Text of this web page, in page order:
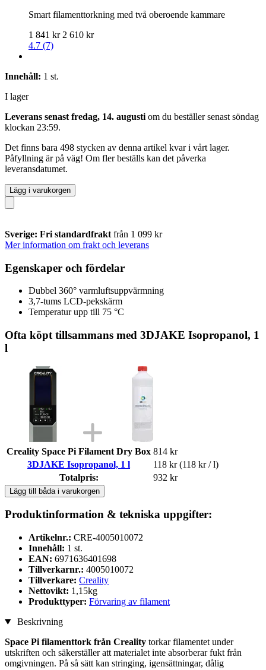
Smart filamenttorkning med två oberoende kammare
1 841 kr 2 610 kr
4.7 (7)
Innehåll: 1 st.
I lager
Leverans senast fredag, 14. augusti om du beställer senast söndag
klockan 23:59.
Det finns bara 498 stycken av denna artikel kvar i vårt lager.
Påfyllning är på väg! Om fler beställs kan det påverka
leveransdatumet.
Lägg i varukorgen
Sverige: Fri standardfrakt från 1 099 kr
Mer information om frakt och leverans
Egenskaper och fördelar
Dubbel 360° varmluftsuppvärmning
3,7-tums LCD-pekskärm
Temperatur upp till 75 °C
Ofta köpt tillsammans med 3DJAKE Isopropanol, 1
l
Creality Space Pi Filament Dry Box 814 kr
3DJAKE Isopropanol, 1 l
118 kr (118 kr / l)
Totalpris:
932 kr
Lägg till båda i varukorgen
Produktinformation & tekniska uppgifter:
Artikelnr.: CRE-4005010072
Innehåll: 1 st.
EAN: 6971636401698
Tillverkarnr.: 4005010072
Tillverkare: Creality
Nettovikt: 1,15kg
Produkttyper: Förvaring av filament
Beskrivning
Space Pi filamenttork från Creality torkar filamentet under
utskriften och säkerställer att materialet inte absorberar fukt från
omgivningen. På så sätt kan stringing, igensättningar, dålig